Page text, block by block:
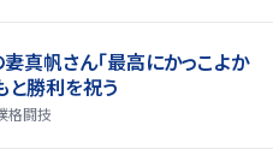
真帆さん「最高にかっこよか
と勝利を祝う
格闘技